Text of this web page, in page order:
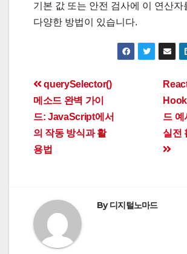
기본 값 또는 안전 검사에 이 연산자
다양한 방법이 있습니다.
Post
navigation
드 예
실전
querySelector()
메소드 완벽 가이
드: JavaScript에서
의 작동 방식과 활
용법
By디지털노마드